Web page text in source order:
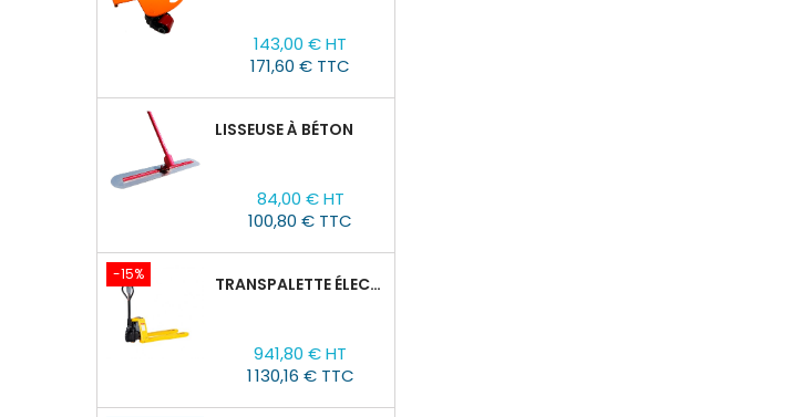
143,00 € HT
171,60 € TTC
LISSEUSE À BÉTON
84,00 € HT
100,80 € TTC
-15% TRANSPALETTE ÉLECTRIQUE EPT 15H : 1500KG/1150MM X 550MM
base
941,80 € HT
1 130,16 € TTC